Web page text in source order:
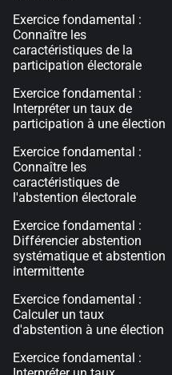
Exercice fondamental :
Connaître les
caractéristiques de la
participation électorale
Exercice fondamental :
Interpréter un taux de
participation à une élection
Exercice fondamental :
Connaître les
caractéristiques de
l'abstention électorale
Exercice fondamental :
Différencier abstention
systématique et abstention
intermittente
Exercice fondamental :
Calculer un taux
d'abstention à une élection
Exercice fondamental :